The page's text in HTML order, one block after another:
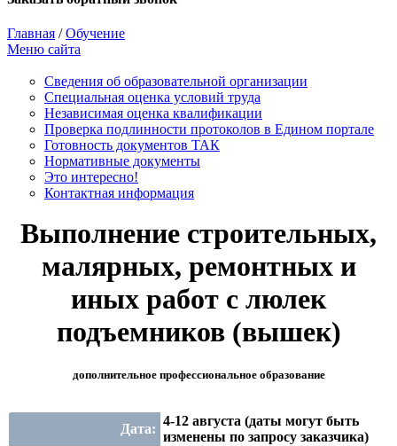
Главная /Обучение
Меню сайта
Сведения об образовательной организации
Cпециальная оценка условий труда
Независимая оценка квалификации
Проверка подлинности протоколов в Едином портале
Готовность документов ТАК
Нормативные документы
Это интересно!
Контактная информация
Выполнение строительных,
малярных, ремонтных и
иных работ с люлек
подъемников (вышек)
дополнительное профессиональное образование
Дата:
4-12 августа (даты могут быть
изменены по запросу заказчика)